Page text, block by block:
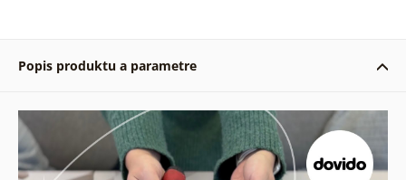
Popis produktu a parametre